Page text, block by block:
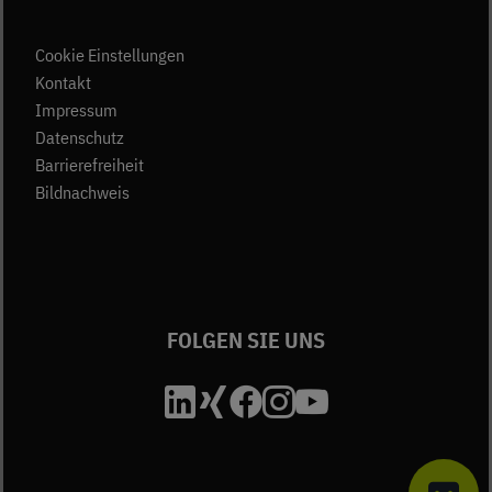
Cookie Einstellungen
Kontakt(öffnet in neuem Tab)
Impressum
Datenschutz
Barrierefreiheit
Bildnachweis
FOLGEN SIE UNS
Die Unfallkasse
Die Unfallkasse
Die Unfallkasse
DieDie